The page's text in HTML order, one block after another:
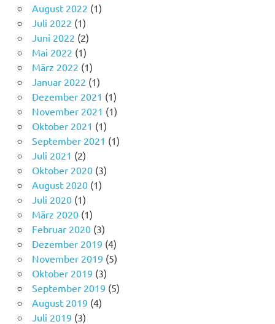
August 2022 (1)
Juli 2022 (1)
Juni 2022 (2)
Mai 2022 (1)
März 2022 (1)
Januar 2022 (1)
Dezember 2021 (1)
November 2021 (1)
Oktober 2021 (1)
September 2021 (1)
Juli 2021 (2)
Oktober 2020(3)
August 2020(1)
Juli 2020(1)
März 2020(1)
Februar 2020(3)
Dezember 2019 (4)
November 2019 (5)
Oktober 2019 (3)
September 2019 (5)
August 2019 (4)
Juli 2019 (3)